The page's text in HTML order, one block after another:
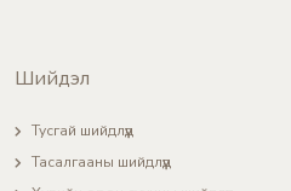
Шийдэл
Тусгай шийдлүүд
Тасалгааны шийдлүүд